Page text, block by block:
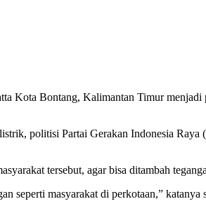
Kota Bontang, Kalimantan Timur
politisi Partai Gerakan Indonesia
tersebut, agar bisa ditambah
seperti masyarakat di perkotaan,”